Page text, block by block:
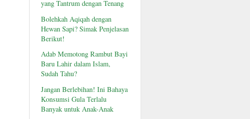
yang Tantrum dengan Tenang
Bolehkah Aqiqah dengan
Hewan Sapi? Simak Penjelasan
Berikut!
Adab Memotong Rambut Bayi
Baru Lahir dalam Islam,
Sudah Tahu?
Jangan Berlebihan! Ini Bahaya
Konsumsi Gula Terlalu
Banyak untuk Anak-Anak